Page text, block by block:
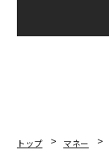
トップ マネー